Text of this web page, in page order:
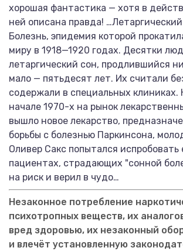
хорошая фантастика — хотя в
ней описана правда!
Болезнь, эпидемия которой
миру в 1918—1920 годах. Десятки
летаргический сон, продлившийся
мало — пятьдесят лет. Их считали
содержали в специальных клиниках.
начале 1970-х на рынок
вышло новое лекарство,
борьбы с болезнью Паркинсона,
Оливер Сакс попытался испробовать
пациентах, страдающих "сонной
на риск и верил в чудо…
Незаконное потребление
психотропных веществ, их
вред здоровью, их незаконный
и влечёт установленную